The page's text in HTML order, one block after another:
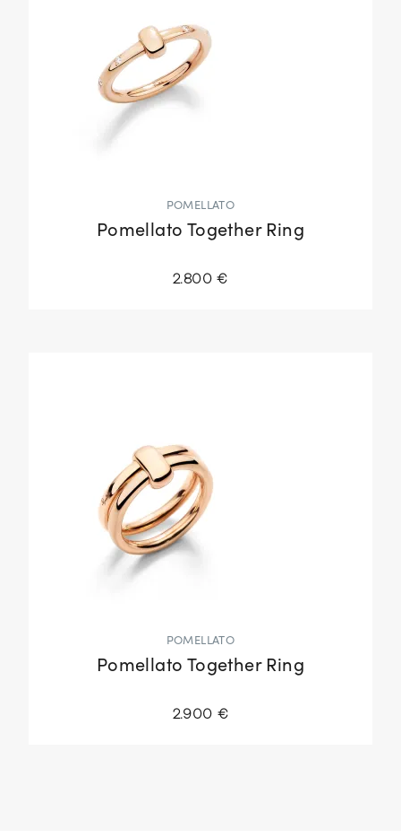
POMELLATO
Pomellato Together Ring
2.800 €
POMELLATO
Pomellato Together Ring
2.900 €